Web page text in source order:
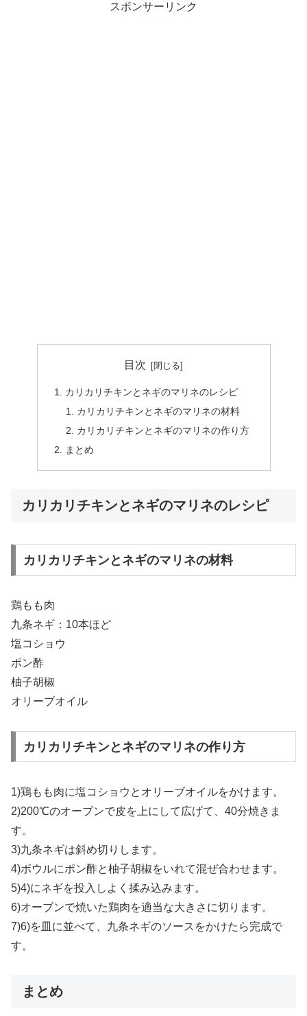
スポンサーリンク
目次
カリカリチキンとネギのマリネのレシピ
カリカリチキンとネギのマリネの材料
カリカリチキンとネギのマリネの作り方
まとめ
カリカリチキンとネギのマリネのレシピ
カリカリチキンとネギのマリネの材料
鶏もも肉
九条ネギ：10本ほど
塩コショウ
ポン酢
柚子胡椒
オリーブオイル
カリカリチキンとネギのマリネの作り方
1)鶏もも肉に塩コショウとオリーブオイルをかけます。
2)200℃のオーブンで皮を上にして広げて、40分焼きま
す。
3)九条ネギは斜め切りします。
4)ボウルにポン酢と柚子胡椒をいれて混ぜ合わせます。
5)4)にネギを投入しよく揉み込みます。
6)オーブンで焼いた鶏肉を適当な大きさに切ります。
7)6)を皿に並べて、九条ネギのソースをかけたら完成で
す。
まとめ